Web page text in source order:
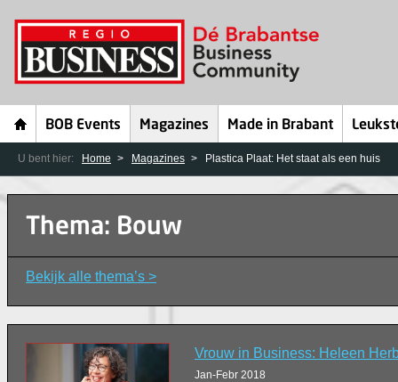
BOB Events Magazines Made in Brabant
U bent hier: Home Magazines Plastica Plaat: Het staat als een huis
Thema: Bouw
Bekijk alle thema’s >
Vrouw in Business: Heleen
Jan-Febr 2018